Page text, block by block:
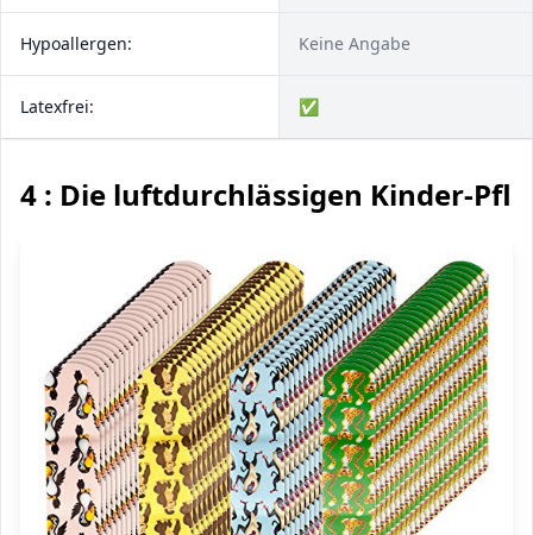
Hypoallergen: Keine Angabe
Latexfrei: ✅
4 : Die luftdurchlässigen Kinder-